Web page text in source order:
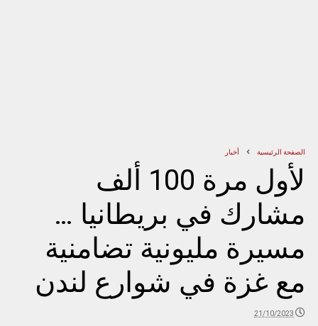
الصفحة الرئيسية أخبار
لأول مرة 100 ألف
مشارك في بريطانيا …
مسيرة مليونية تضامنية
مع غزة في شوارع لندن
21/10/2023